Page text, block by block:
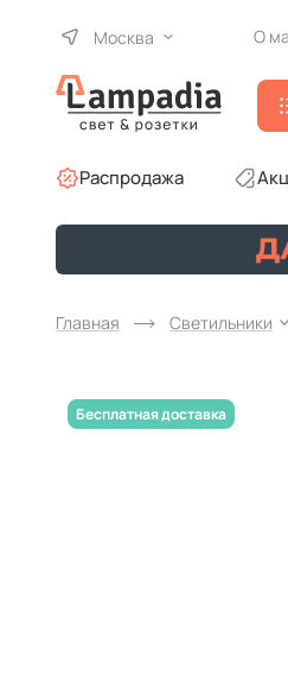
Москва О
Распродажа
Главная Светильники